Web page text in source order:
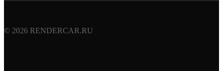
© 2026 RENDERCAR.RU